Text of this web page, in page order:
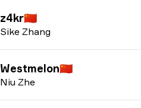
z4kr🇨🇳
Sike Zhang
Westmelon🇨🇳
Niu Zhe